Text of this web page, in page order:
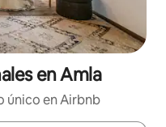
en Amla
único en Airbnb